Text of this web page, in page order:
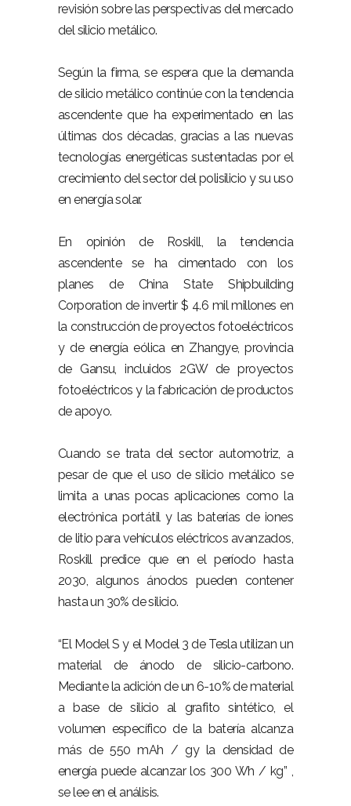
revisión sobre las perspectivas del mercado
del silicio metálico.
Según la firma, se espera que la demanda
de silicio metálico continúe con la tendencia
ascendente que ha experimentado en las
últimas dos décadas, gracias a las nuevas
tecnologías energéticas sustentadas por el
crecimiento del sector del polisilicio y su uso
en energía solar.
En opinión de Roskill, la tendencia
ascendente se ha cimentado con los
planes de China State Shipbuilding
Corporation de invertir $ 4.6 mil millones en
la construcción de proyectos fotoeléctricos
y de energía eólica en Zhangye, provincia
de Gansu, incluidos 2GW de proyectos
fotoeléctricos y la fabricación de productos
de apoyo.
Cuando se trata del sector automotriz, a
pesar de que el uso de silicio metálico se
limita a unas pocas aplicaciones como la
electrónica portátil y las baterías de iones
de litio para vehículos eléctricos avanzados,
Roskill predice que en el período hasta
2030, algunos ánodos pueden contener
hasta un 30% de silicio.
“El Model S y el Model 3 de Tesla utilizan un
material de ánodo de silicio-carbono.
Mediante la adición de un 6-10% de material
a base de silicio al grafito sintético, el
volumen específico de la batería alcanza
más de 550 mAh / gy la densidad de
energía puede alcanzar los 300 Wh / kg” ,
se lee en el análisis.